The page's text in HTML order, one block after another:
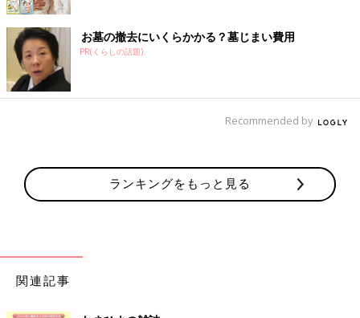
お墓の撤去にいくらかかる？墓じまい費用
PR(くらしの話題)
Recommended by
ランキングをもっと見る
関連記事